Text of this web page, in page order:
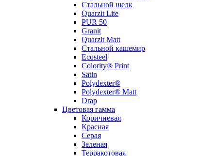
Стальной шелк
Quarzit Lite
PUR 50
Granit
Quarzit Matt
Стальной кашемир
Ecosteel
Colority® Print
Satin
Polydexter®
Polydexter® Matt
Drap
Цветовая гамма
Коричневая
Красная
Серая
Зеленая
Терракотовая